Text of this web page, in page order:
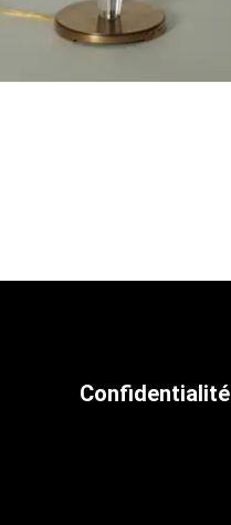
Confidentialité